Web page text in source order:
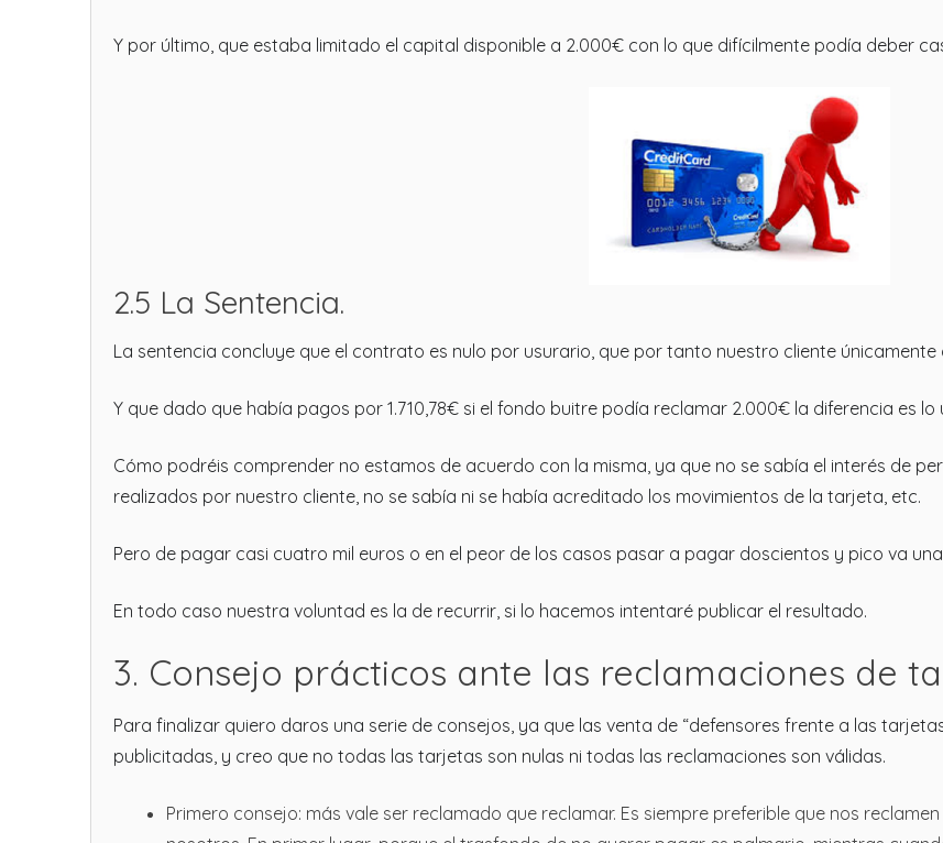
Y por último, que estaba limitado el capital disponible a 2.000€ con lo que difícilmente podía deber
2.5 La Sentencia.
La sentencia concluye que el contrato es nulo por usurario, que por tanto nuestro cliente
Y que dado que había pagos por 1.710,78€ si el fondo buitre podía reclamar 2.000€ la diferencia es
Cómo podréis comprender no estamos de acuerdo con la misma, ya que no se sabía el interés de
realizados por nuestro cliente, no se sabía ni se había acreditado los movimientos de la tarjeta, etc.
Pero de pagar casi cuatro mil euros o en el peor de los casos pasar a pagar doscientos y pico va
En todo caso nuestra voluntad es la de recurrir, si lo hacemos intentaré publicar el resultado.
3. Consejo prácticos ante las reclamaciones de
Para finalizar quiero daros una serie de consejos, ya que las venta de “defensores frente a las
publicitadas, y creo que no todas las tarjetas son nulas ni todas las reclamaciones son válidas.
Primero consejo: más vale ser reclamado que reclamar. Es siempre preferible que nos